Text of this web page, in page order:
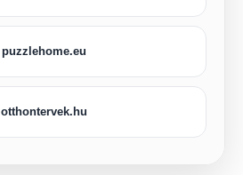
puzzlehome.eu
otthontervek.hu